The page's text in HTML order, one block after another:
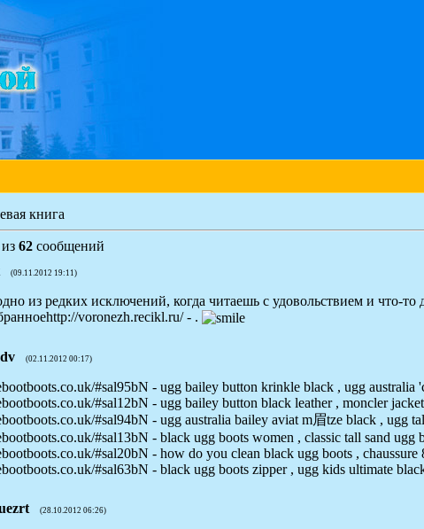
книга
из 62 сообщений
(09.11.2012 19:11)
из редких исключений, когда читаешь с удовольствием и что-то
voronezh.recikl.ru/ - .
(02.11.2012 00:17)
#sal95bN - ugg bailey button krinkle black , ugg australia
#sal12bN - ugg bailey button black leather , moncler
#sal94bN - ugg australia bailey aviat m眉tze black , ugg
#sal13bN - black ugg boots women , classic tall sand ugg
#sal20bN - how do you clean black ugg boots , chaussure
#sal63bN - black ugg boots zipper , ugg kids ultimate
(28.10.2012 06:26)